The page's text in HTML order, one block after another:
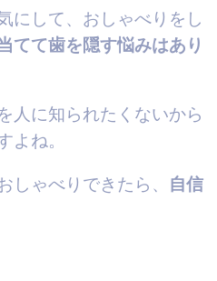
にして、おしゃべりをし
てて歯を隠す悩みはあり
人に知られたくないから
よね。
しゃべりできたら、 自信